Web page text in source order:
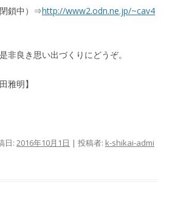
鎖中）⇒http://www2.odn.ne.jp/~cav4
非良き思い出づくりにどうぞ。
雅明】
日: 2016年10月1日 | 投稿者: k-shikai-admi